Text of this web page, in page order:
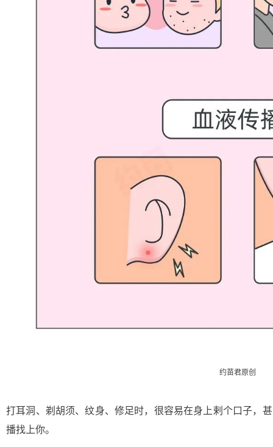
约苗君原创
打耳洞、剃胡须、纹身、修足时，很容易在身上剌个口子，
播找上你。